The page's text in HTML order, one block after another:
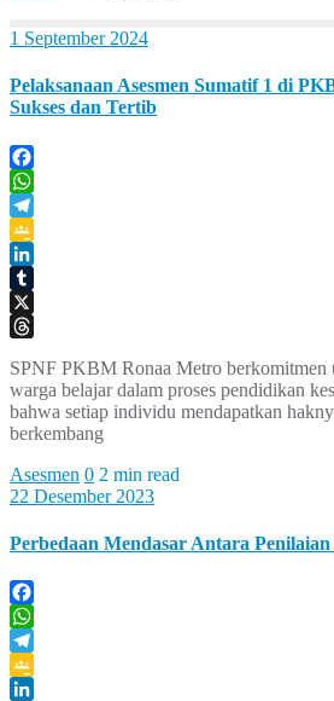
1 September 2024
Pelaksanaan Asesmen Sumatif 1 di
Sukses dan Tertib
Facebook
WhatsApp
Telegram
Google
Classroom
LinkedIn
Tumblr
X
SPNF PKBM Ronaa Metro berkomitmen
warga belajar dalam proses pendidikan
bahwa setiap individu mendapatkan
berkembang
Asesmen 0 2 min read
22 Desember 2023
Perbedaan Mendasar Antara
Facebook
WhatsApp
Telegram
Google